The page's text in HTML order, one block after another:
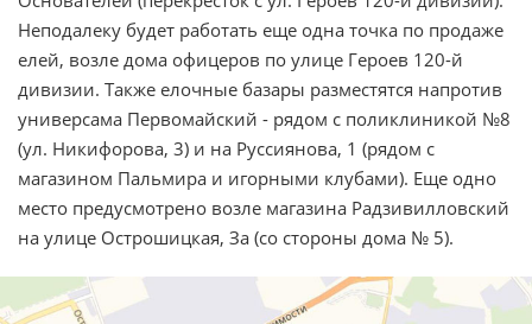
Неподалеку будет работать еще одна точка по продаже
елей, возле дома офицеров по улице Героев 120-й
дивизии. Также елочные базары разместятся напротив
универсама Первомайский - рядом с поликлиникой №8
(ул. Никифорова, 3) и на Руссиянова, 1 (рядом с
магазином Пальмира и игорными клубами). Еще одно
место предусмотрено возле магазина Радзивилловский
на улице Острошицкая, За (со стороны дома № 5).